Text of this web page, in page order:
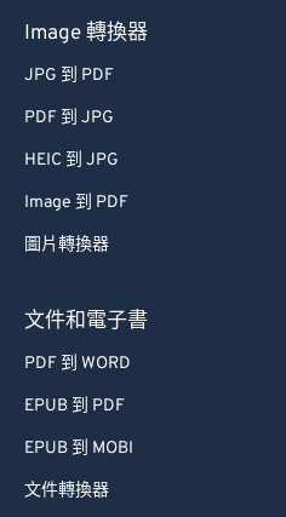
Image 轉換器
JPG 到 PDF
PDF 到 JPG
HEIC 到 JPG
Image 到 PDF
圖片轉換器
文件和電子書
PDF 到 WORD
EPUB 到 PDF
EPUB 到 MOBI
文件轉換器